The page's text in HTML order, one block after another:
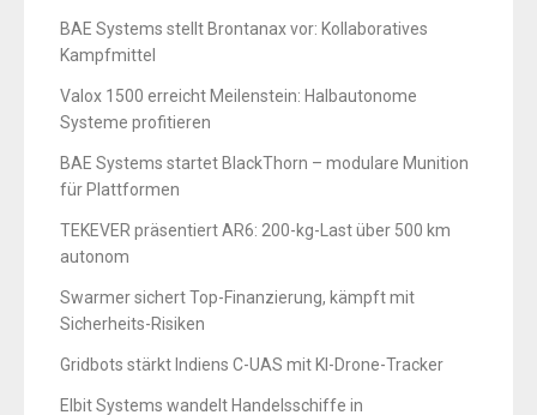
BAE Systems stellt Brontanax vor: Kollaboratives
Kampfmittel
Valox 1500 erreicht Meilenstein: Halbautonome
Systeme profitieren
BAE Systems startet BlackThorn – modulare Munition
für Plattformen
TEKEVER präsentiert AR6: 200-kg-Last über 500 km
autonom
Swarmer sichert Top-Finanzierung, kämpft mit
Sicherheits-Risiken
Gridbots stärkt Indiens C-UAS mit KI-Drone-Tracker
Elbit Systems wandelt Handelsschiffe in